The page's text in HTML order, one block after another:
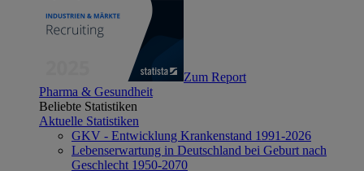
Zum Report
Pharma & Gesundheit
Beliebte Statistiken
Aktuelle Statistiken
GKV - Entwicklung Krankenstand 1991-2026
Lebenserwartung in Deutschland bei Geburt nach
Geschlecht 1950-2070